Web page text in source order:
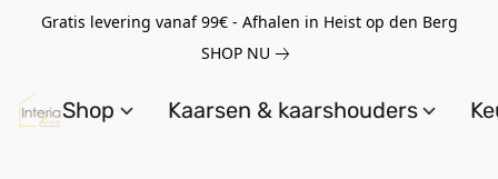
Gratis levering vanaf 99€ - Afhalen in Heist op den Berg
SHOP NU
Shop Kaarsen & kaarshouders